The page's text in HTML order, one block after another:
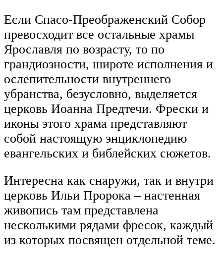
Если Спасо-Преображенский Собор
превосходит все остальные храмы
Ярославля по возрасту, то по
грандиозности, широте исполнения и
ослепительности внутреннего
убранства, безусловно, выделяется
церковь Иоанна Предтечи. Фрески и
иконы этого храма представляют
собой настоящую энциклопедию
евангельских и библейских сюжетов.
Интересна как снаружи, так и внутри
церковь Ильи Пророка – настенная
живопись там представлена
несколькими рядами фресок, каждый
из которых посвящен отдельной теме.